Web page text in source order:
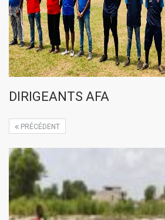
DIRIGEANTS AFA
PRÉCÉDENT